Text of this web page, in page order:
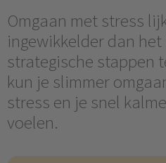
Omgaan met stress
ingewikkelder dan
strategische stappen
kun je slimmer
stress en je snel
voelen.